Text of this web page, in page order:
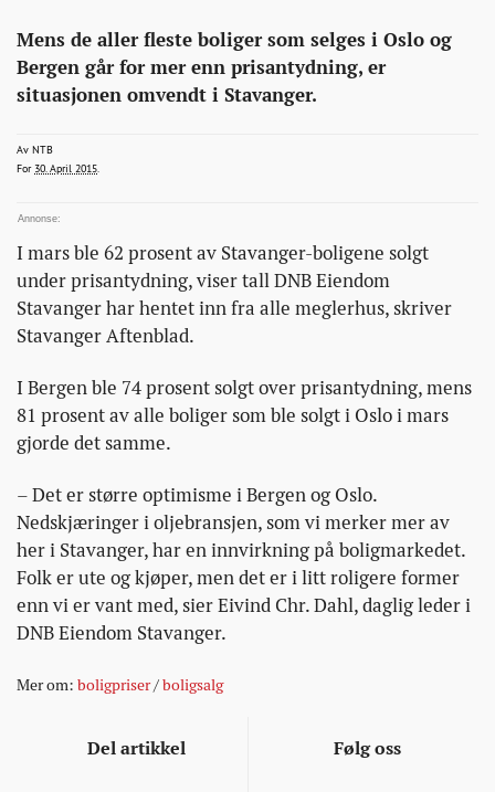
Eiendom
http://bonansa.no/artikkel/i-
denne-
norske-
selges-
seks-
bolig-
under-
prisantydning/
Mens de aller fleste boliger som selges i Oslo og
Bergen går for mer enn prisantydning, er
situasjonen omvendt i Stavanger.
Av NTBntb@bonansa.no
2015-04-30T08:02:15+00:00
2015-04-30T08:02:15+00:00
2015-04-30T08:09:59+00:00
For 30. April 2015
I mars ble 62 prosent av Stavanger-boligene solgt
under prisantydning, viser tall DNB Eiendom
Stavanger har hentet inn fra alle meglerhus, skriver
Stavanger Aftenblad.
I Bergen ble 74 prosent solgt over prisantydning, mens
81 prosent av alle boliger som ble solgt i Oslo i mars
gjorde det samme.
– Det er større optimisme i Bergen og Oslo.
Nedskjæringer i oljebransjen, som vi merker mer av
her i Stavanger, har en innvirkning på boligmarkedet.
Folk er ute og kjøper, men det er i litt roligere former
enn vi er vant med, sier Eivind Chr. Dahl, daglig leder i
DNB Eiendom Stavanger.
Mer om: boligpriser/boligsalg
Del artikkel Følg oss